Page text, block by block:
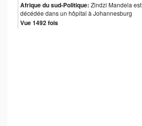
Afrique du sud-Politique: Zindzi Mandela est
décédée dans un hôpital à Johannesburg
Vue 1492 fois